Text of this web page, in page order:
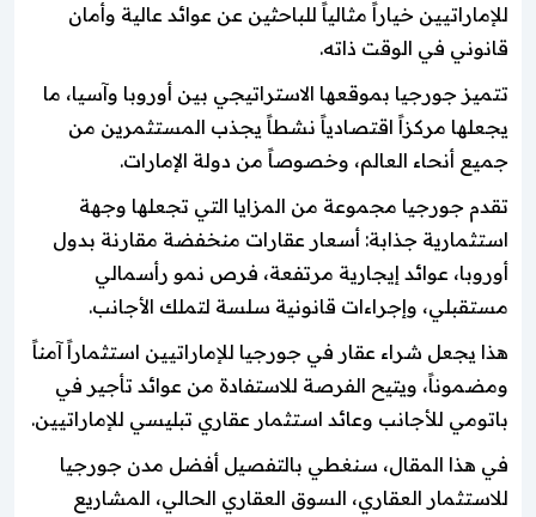
للإماراتيين خياراً مثالياً للباحثين عن عوائد عالية وأمان
قانوني في الوقت ذاته.
تتميز جورجيا بموقعها الاستراتيجي بين أوروبا وآسيا، ما
يجعلها مركزاً اقتصادياً نشطاً يجذب المستثمرين من
جميع أنحاء العالم، وخصوصاً من دولة الإمارات.
تقدم جورجيا مجموعة من المزايا التي تجعلها وجهة
استثمارية جذابة: أسعار عقارات منخفضة مقارنة بدول
أوروبا، عوائد إيجارية مرتفعة، فرص نمو رأسمالي
مستقبلي، وإجراءات قانونية سلسة لتملك الأجانب.
هذا يجعل شراء عقار في جورجيا للإماراتيين استثماراً آمناً
ومضموناً، ويتيح الفرصة للاستفادة من عوائد تأجير في
باتومي للأجانب وعائد استثمار عقاري تبليسي للإماراتيين.
في هذا المقال، سنغطي بالتفصيل أفضل مدن جورجيا
للاستثمار العقاري، السوق العقاري الحالي، المشاريع